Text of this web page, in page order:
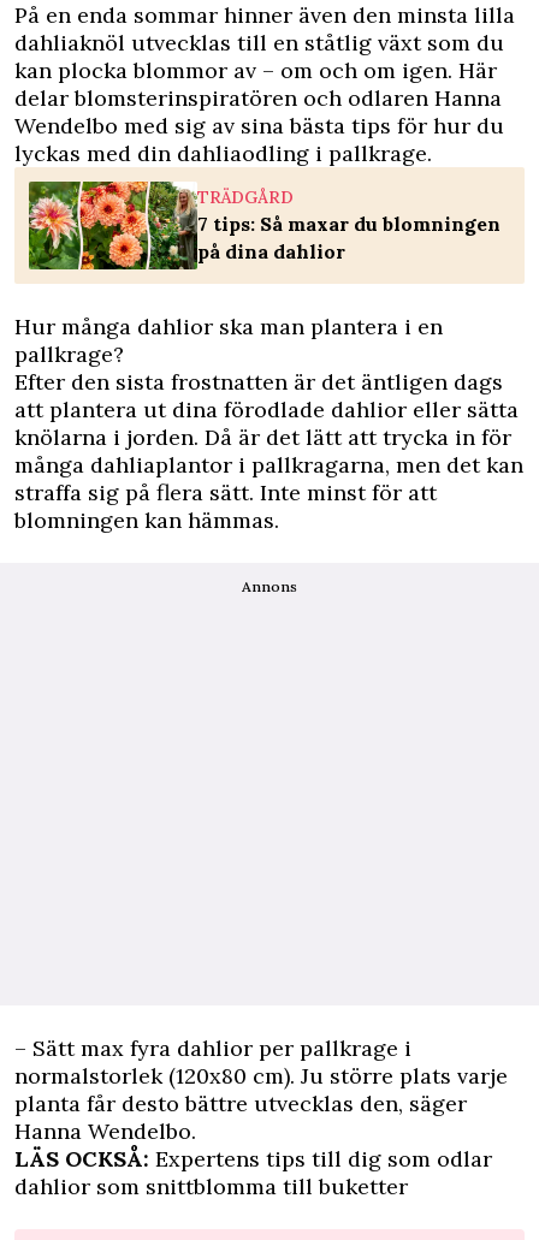
På en enda sommar hinner även den minsta lilla
dahliaknöl utvecklas till en ståtlig växt som du
kan plocka blommor av – om och om igen. Här
delar blomsterinspiratören och odlaren Hanna
Wendelbo med sig av sina bästa tips för hur du
lyckas med din dahliaodling i pallkrage.
TRÄDGÅRD
7 tips: Så maxar du blomningen
på dina dahlior
Hur många dahlior ska man plantera i en
pallkrage?
Efter den sista frostnatten är det äntligen dags
att plantera ut dina förodlade dahlior eller sätta
knölarna i jorden. Då är det lätt att trycka in för
många dahliaplantor i pallkragarna, men det kan
straffa sig på flera sätt. Inte minst för att
blomningen kan hämmas.
Annons
– Sätt max fyra dahlior per pallkrage i
normalstorlek (120x80 cm). Ju större plats varje
planta får desto bättre utvecklas den, säger
Hanna Wendelbo.
LÄS OCKSÅ: Expertens tips till dig som odlar
dahlior som snittblomma till buketter